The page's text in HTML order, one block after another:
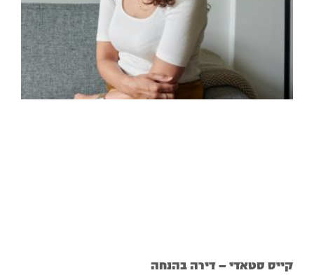
קייס סטאדי – דירה בהנחה